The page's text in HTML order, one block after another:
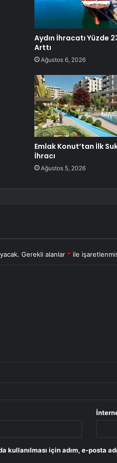
Aydın İhracatı Yüzde
Arttı
Ağustos 6, 2026
Emlak Konut’tan İlk
İhracı
Ağustos 5, 2026
Gerekli alanlar * ile
kullanılması için adım, e-posta